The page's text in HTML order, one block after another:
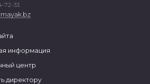
72-33
информация
центр
директору